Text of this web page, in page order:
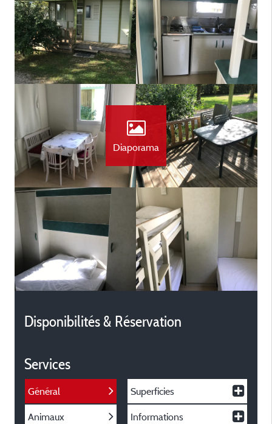
Diaporama
Disponibilités & Réservation
Services
Général
Animaux
Superficies
Informations